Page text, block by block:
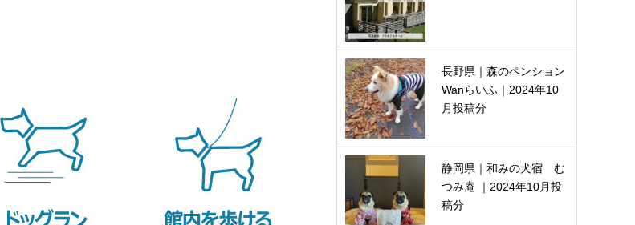
長野県｜森のペンション
Wanらいふ｜2024年10
月投稿分
静岡県｜和みの犬宿 む
つみ庵 ｜2024年10月投
稿分